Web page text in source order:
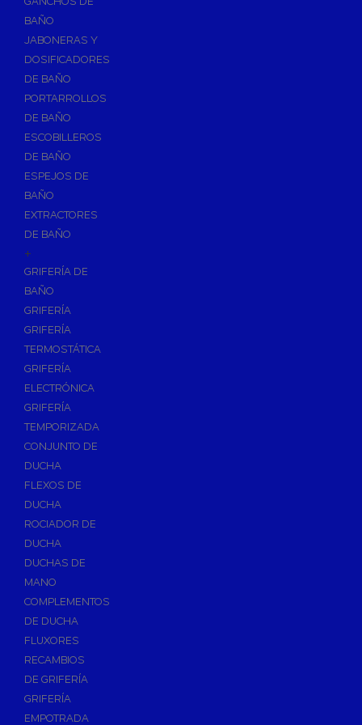
Accesorios y Grupos Contra Incendios
Calderas y estufas de biomasa
Sistemas de Energía Solar Térmica
Estructuras de soporte
Sistemas de Aerotermia
Sistemas de Energía Solar Fotovoltaica
Paneles
Inversores
Baterías
Estructuras
Fontanería
Aislamientos para Tuberías
Accesorios para Instalación de Gas
Válvulas para Gas
Accesorios y Repuestos de Gas
Baterias y Contadores
Bombas
Bombas Sumergibles
Bombas de Drenaje y Residual
Bombas de Superficies Horizontal y Vertical
Desagües
Válvulas de Desagüe
Válvulas para Platos de Ducha y Bañeras
Sifones
Sumideros y Botes Sifónicos
Accesorios para Desagüe
Flotadores y Boyas
BAÑO
JABONERAS Y
DOSIFICADORES
DE BAÑO
PORTARROLLOS
DE BAÑO
ESCOBILLEROS
DE BAÑO
ESPEJOS DE
BAÑO
EXTRACTORES
DE BAÑO
+
GRIFERÍA DE
BAÑO
GRIFERÍA
GRIFERÍA
TERMOSTÁTICA
GRIFERÍA
ELECTRÓNICA
GRIFERÍA
TEMPORIZADA
CONJUNTO DE
DUCHA
FLEXOS DE
DUCHA
ROCIADOR DE
DUCHA
DUCHAS DE
MANO
COMPLEMENTOS
DE DUCHA
FLUXORES
RECAMBIOS
DE GRIFERÍA
GRIFERÍA
EMPOTRADA